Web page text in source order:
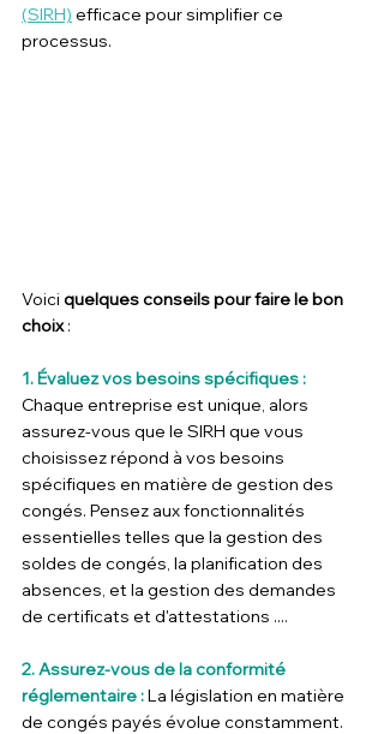
(SIRH) efficace pour simplifier ce
processus.
Voici quelques conseils pour faire le bon
choix :
1. Évaluez vos besoins spécifiques :
Chaque entreprise est unique, alors
assurez-vous que le SIRH que vous
choisissez répond à vos besoins
spécifiques en matière de gestion des
congés. Pensez aux fonctionnalités
essentielles telles que la gestion des
soldes de congés, la planification des
absences, et la gestion des demandes
de certificats et d'attestations ....
2. Assurez-vous de la conformité
réglementaire :La législation en matière
de congés payés évolue constamment.